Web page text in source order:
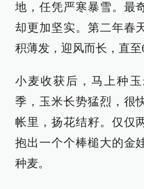
地，任凭严寒暴雪。最
却更加坚实。第二年春
积薄发，迎风而长，直至
小麦收获后，马上种
季，玉米长势猛烈，很
帐里，扬花结籽。仅仅
抱出一个个棒槌大的金
种麦。